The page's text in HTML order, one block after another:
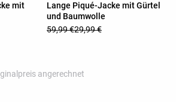
mit
Lange Piqué-Jacke mit Gürtel
und Baumwolle
59,99 €29,99 €
angerechnet